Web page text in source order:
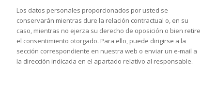
Los datos personales proporcionados por usted se
conservarán mientras dure la relación contractual o, en su
caso, mientras no ejerza su derecho de oposición o bien retire
el consentimiento otorgado. Para ello, puede dirigirse a la
sección correspondiente en nuestra web o enviar un e-mail a
la dirección indicada en el apartado relativo al responsable.